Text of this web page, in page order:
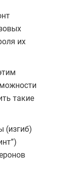
их
такие
(изгиб)